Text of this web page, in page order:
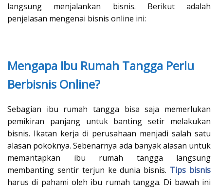
langsung menjalankan bisnis. Berikut adalah
penjelasan mengenai bisnis online ini:
Mengapa Ibu Rumah Tangga Perlu
Berbisnis Online?
Sebagian ibu rumah tangga bisa saja memerlukan
pemikiran panjang untuk banting setir melakukan
bisnis. Ikatan kerja di perusahaan menjadi salah satu
alasan pokoknya. Sebenarnya ada banyak alasan untuk
memantapkan ibu rumah tangga langsung
membanting sentir terjun ke dunia bisnis. Tips bisnis
harus di pahami oleh ibu rumah tangga. Di bawah ini